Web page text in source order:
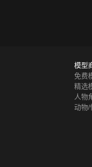
模型
免费
精选
人物
动物/